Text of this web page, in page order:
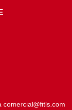
comercial@fitls.com